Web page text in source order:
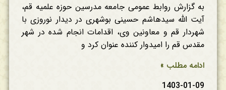
به گزارش روابط عمومی جامعه مدرسین حوزه علمیه قم،
آیت الله سیدهاشم حسینی بوشهری در دیدار نوروزی با
شهردار قم و معاونین وی، اقدامات انجام شده در شهر
مقدس قم را امیدوار کننده عنوان کرد و
ادامه مطلب »
1403-01-09